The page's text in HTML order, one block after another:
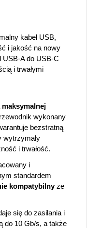
kabel USB,
i jakość na nowy
USB-A do USB-C
i trwałymi
maksymalnej
wykonany
bezstratną
wytrzymały
i trwałość.
i
standardem
kompatybilnyze
się do zasilania i
do 10 Gb/s, a także